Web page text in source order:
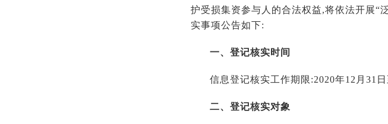
护受损集资参与人的合法权益,将依法开展“
实事项公告如下:
一、登记核实时间
信息登记核实工作期限:2020年12月31日
二、登记核实对象